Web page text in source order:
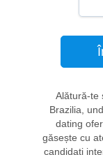
Alătură-te
Brazilia,
dating
găsește cu
candidați